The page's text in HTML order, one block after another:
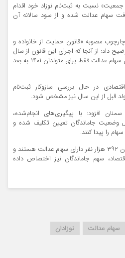
نسبت به ثبت‌نام نوزاد خود اقدام
سهام عدالت شده و از سود سالانه آن
چارچوب مصوبه «قانون حمایت از خانواده و
داد: از آنجا که اجرای این قانون از سال
۱۴۰۱ آغاز شده، فعلاً امکان واگذاری سهام عدالت فقط برای متولدان ۱۴۰۱ به بعد
در حال بررسی سازوکار ثبت‌نام
قبل از این سال نیز مشخص شود.
افزود: با پیگیری‌های انجام‌شده،
وضعیت جاماندگان تعیین تکلیف شده و
را پیدا کنند.
کاظمی گفت در استان سمنان اکنون ۳۹۲ هزار نفر دارای سهام عدالت هستند و
سهم جاماندگان نیز اختصاص داده
سهام عدالت نوزادان